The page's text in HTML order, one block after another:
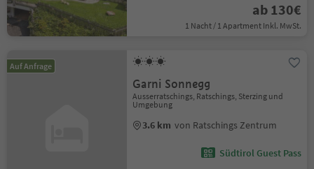
ab 130€
1 Nacht / 1 Apartment Inkl. MwSt.
Auf Anfrage
Garni Sonnegg
Ausserratschings, Ratschings, Sterzing und
Umgebung
3.6 km von Ratschings Zentrum
Südtirol Guest Pass